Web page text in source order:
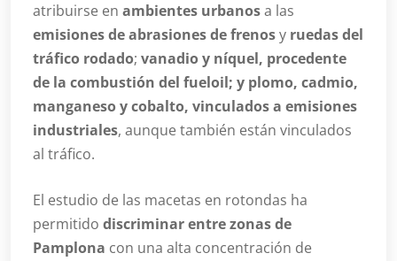
atribuirse en ambientes urbanosa las
emisiones de abrasiones de frenosy ruedas del
tráfico rodado; vanadio y níquel, procedente
de la combustión del fueloil; y plomo, cadmio,
manganeso y cobalto, vinculados a emisiones
industriales, aunque también están vinculados
al tráfico.
El estudio de las macetas en rotondas ha
permitido discriminar entre zonas de
Pamplona con una alta concentración de